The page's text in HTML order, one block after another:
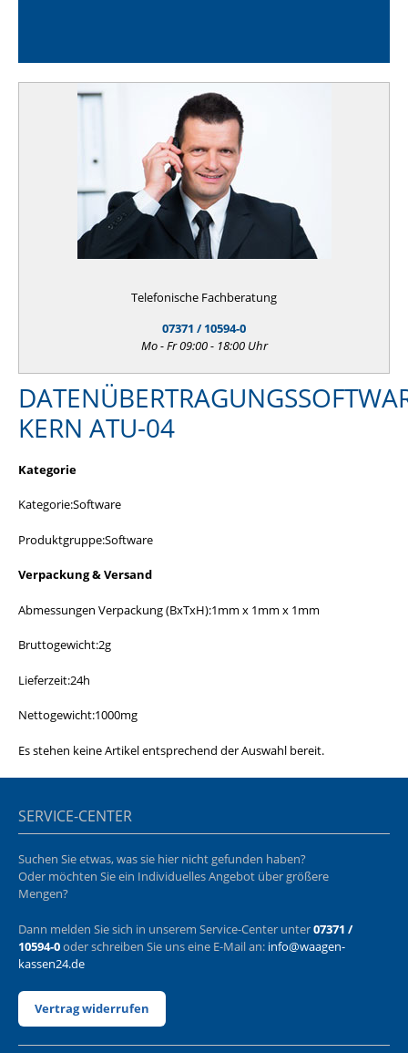
Telefonische Fachberatung
07371 / 10594-0
Mo - Fr 09:00 - 18:00 Uhr
KERN ATU-04
Kategorie
Kategorie:Software
Produktgruppe:Software
Verpackung & Versand
Abmessungen Verpackung (BxTxH):1mm x 1mm x 1mm
Bruttogewicht:2g
Lieferzeit:24h
Nettogewicht:1000mg
Es stehen keine Artikel entsprechend der Auswahl bereit.
SERVICE-CENTER
Suchen Sie etwas, was sie hier nicht gefunden haben?
Oder möchten Sie ein Individuelles Angebot über größere
Mengen?
Dann melden Sie sich in unserem Service-Center unter07371 /
10594-0oder schreiben Sie uns eine E-Mail an: info@waagen-
kassen24.de
Vertrag widerrufen